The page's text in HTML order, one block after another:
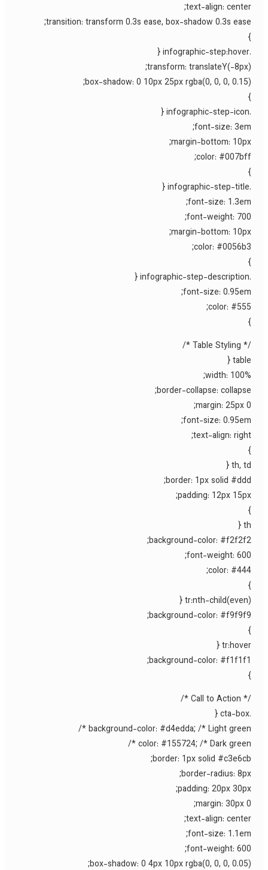
text-align:
transition: transform 0.3s ease, box-shadow 0.3s
transform: translateY(-
box-shadow: 0 10px 25px rgba(0, 0, 0,
font-size:
margin-bottom:
color:
font-size:
font-weight:
margin-bottom:
color:
font-size:
color:
width:
border-collapse:
margin: 25px
font-size:
text-align:
border: 1px solid
padding: 12px
background-color:
font-weight:
color:
tr:nth-child(even)
background-color:
background-color:
background-color: #d4edda; /* Light green
color: #155724; /* Dark green
border: 1px solid
border-radius:
padding: 20px
margin: 30px
text-align:
font-size:
font-weight:
box-shadow: 0 4px 10px rgba(0, 0, 0,